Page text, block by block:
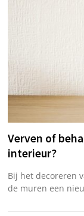
Verven of
interieur?
Bij het decoreren
de muren een